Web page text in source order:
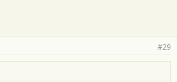
#29